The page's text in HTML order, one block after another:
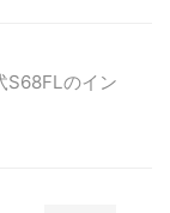
S68FLのイン